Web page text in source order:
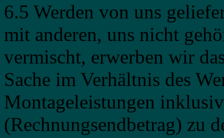
6.5 Werden von uns
mit anderen, uns nicht
vermischt, erwerben wir
Sache im Verhältnis des
Montageleistungen
(Rechnungsendbetrag) zu